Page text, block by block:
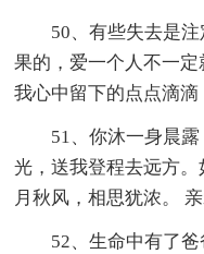
50、有些失去是
果的，爱一个人不一
我心中留下的点点滴滴
51、你沐一身晨
光，送我登程去远方
月秋风，相思犹浓。
52、生命中有了